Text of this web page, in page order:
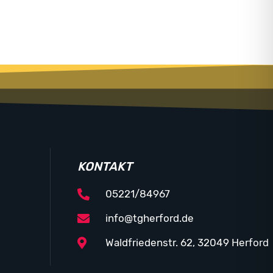
KONTAKT
05221/84967
info@tgherford.de
Waldfriedenstr. 62, 32049 Herford